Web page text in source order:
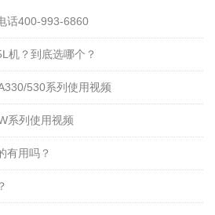
话400-993-6860
机？到底选哪个？
530系列使用视频
系列使用视频
有用吗？